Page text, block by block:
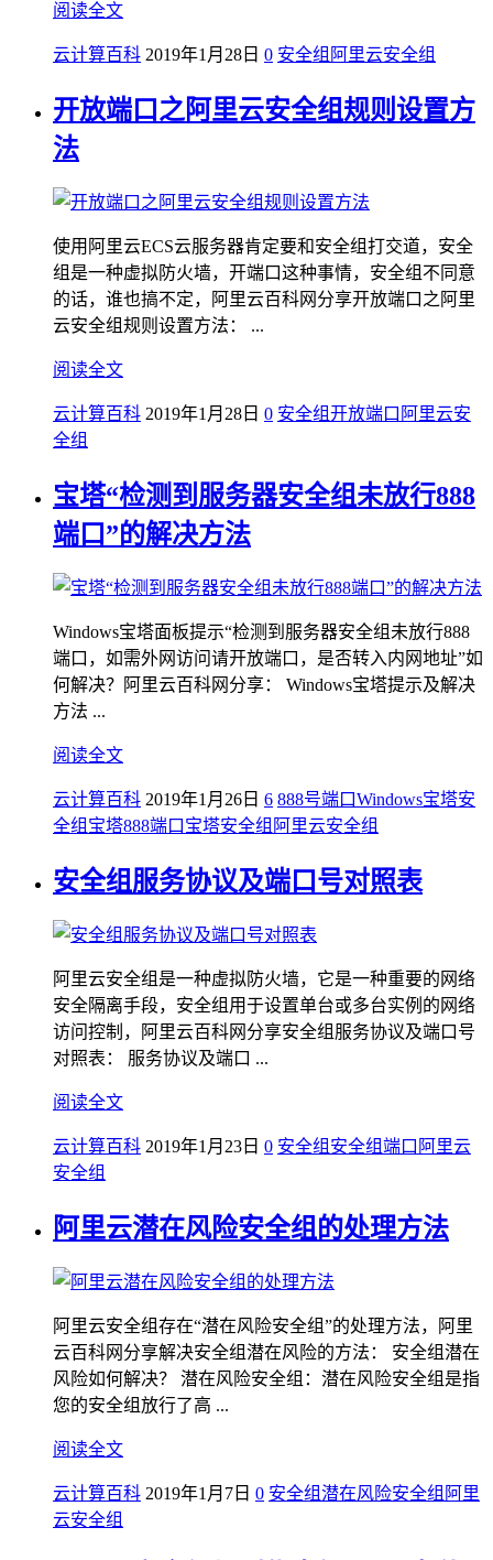
阅读全文
云计算百科 2019年1月28日 0 安全组 阿里云安全组
开放端口之阿里云安全组规则设置方
法
使用阿里云ECS云服务器肯定要和安全组打交道，安全
组是一种虚拟防火墙，开端口这种事情，安全组不同意
的话，谁也搞不定，阿里云百科网分享开放端口之阿里
云安全组规则设置方法： ...
阅读全文
云计算百科 2019年1月28日 0 安全组开放端口 阿里云安
全组
宝塔“检测到服务器安全组未放行888
端口”的解决方法
Windows宝塔面板提示“检测到服务器安全组未放行888
端口，如需外网访问请开放端口，是否转入内网地址”如
何解决？阿里云百科网分享： Windows宝塔提示及解决
方法 ...
阅读全文
云计算百科 2019年1月26日 6 888号端口Windows宝塔安
全组 宝塔888端口 宝塔安全组 阿里云安全组
安全组服务协议及端口号对照表
阿里云安全组是一种虚拟防火墙，它是一种重要的网络
安全隔离手段，安全组用于设置单台或多台实例的网络
访问控制，阿里云百科网分享安全组服务协议及端口号
对照表： 服务协议及端口 ...
阅读全文
云计算百科 2019年1月23日 0 安全组 安全组端口 阿里云
安全组
阿里云潜在风险安全组的处理方法
阿里云安全组存在“潜在风险安全组”的处理方法，阿里
云百科网分享解决安全组潜在风险的方法： 安全组潜在
风险如何解决？ 潜在风险安全组：潜在风险安全组是指
您的安全组放行了高 ...
阅读全文
云计算百科 2019年1月7日 0 安全组潜在风险安全组 阿里
云安全组